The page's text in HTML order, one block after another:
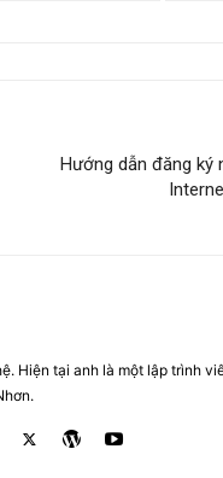
Hướng dẫn đăng ký
Hiện tại anh là một lập trình